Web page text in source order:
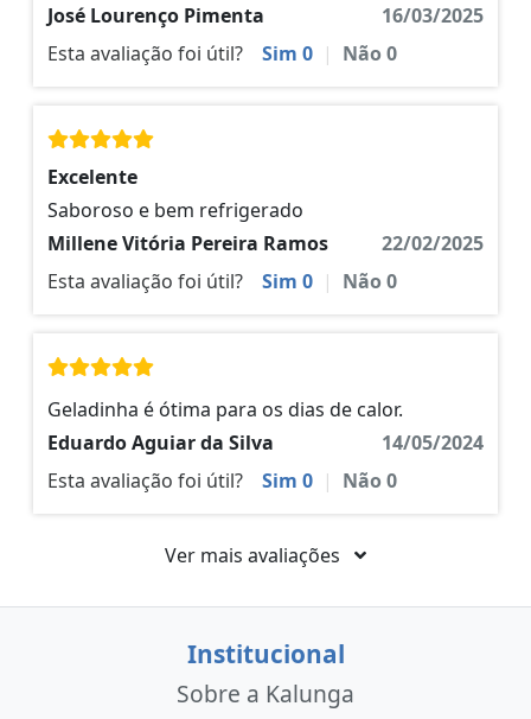
José Lourenço Pimenta
16/03/2025
Esta avaliação foi útil?
Sim 0 | Não0
Excelente
Saboroso e bem refrigerado
Millene Vitória Pereira Ramos
22/02/2025
Esta avaliação foi útil?
Sim 0 | Não0
Geladinha é ótima para os dias de calor.
Eduardo Aguiar da Silva
14/05/2024
Esta avaliação foi útil?
Sim 0 | Não0
Ver mais avaliações
Institucional
Sobre a Kalunga